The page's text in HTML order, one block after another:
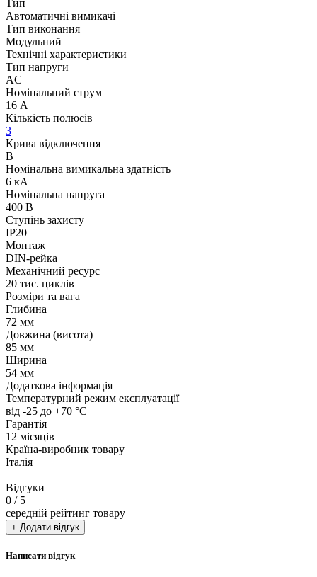
Тип
Автоматичні вимикачі
Тип виконання
Модульний
Технічні характеристики
Тип напруги
AC
Номінальний струм
16 А
Кількість полюсів
3
Крива відключення
B
Номінальна вимикальна здатність
6 кА
Номінальна напруга
400 В
Ступінь захисту
IP20
Монтаж
DIN-рейка
Механічний ресурс
20 тис. циклів
Розміри та вага
Глибина
72 мм
Довжина (висота)
85 мм
Ширина
54 мм
Додаткова інформація
Температурний режим експлуатації
від -25 до +70 °С
Гарантія
12 місяців
Країна-виробник товару
Італія
Відгуки
0 / 5
середній рейтинг товару
+ Додати відгук
Написати відгук